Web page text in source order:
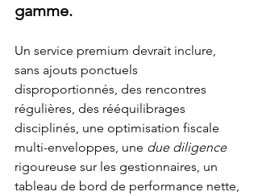
gamme.
Un service premium devrait inclure,
sans ajouts ponctuels
disproportionnés, des rencontres
régulières, des rééquilibrages
disciplinés, une optimisation fiscale
multi-enveloppes, une due diligence
rigoureuse sur les gestionnaires, un
tableau de bord de performance nette,